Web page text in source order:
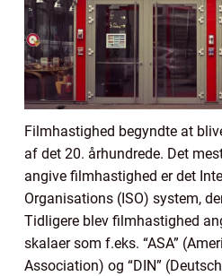
Filmhastighed begyndte at
af det 20. århundrede. Det
angive filmhastighed er det
Organisations (ISO) system,
Tidligere blev filmhastighed
skalaer som f.eks. “ASA”
Association) og “DIN”